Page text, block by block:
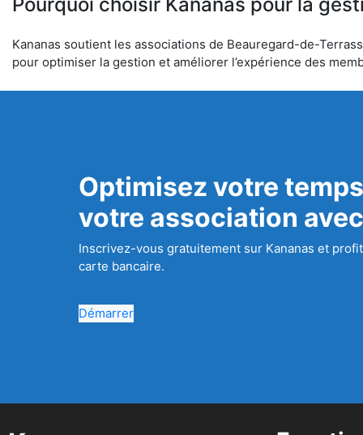
Kananas soutient les associations de Beauregard-de-
pour optimiser la gestion et améliorer l’expérience des
Optimisez votre
votre association
Inscrivez-vous gratuitement sur Kananas et
carte bancaire.
Démarrer